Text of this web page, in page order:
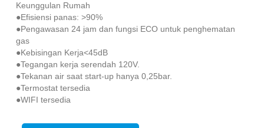
Keunggulan Rumah
●Efisiensi panas: >90%
●Pengawasan 24 jam dan fungsi ECO untuk penghematan
gas
●Kebisingan Kerja<45dB
●Tegangan kerja serendah 120V.
●Tekanan air saat start-up hanya 0,25bar.
●Termostat tersedia
●WIFI tersedia